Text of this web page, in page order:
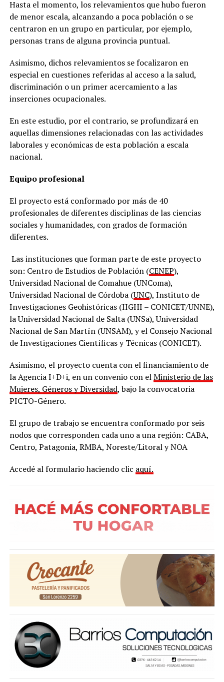
Hasta el momento, los relevamientos que hubo fueron
de menor escala, alcanzando a poca población o se
centraron en un grupo en particular, por ejemplo,
personas trans de alguna provincia puntual.
Asimismo, dichos relevamientos se focalizaron en
especial en cuestiones referidas al acceso a la salud,
discriminación o un primer acercamiento a las
inserciones ocupacionales.
En este estudio, por el contrario, se profundizará en
aquellas dimensiones relacionadas con las actividades
laborales y económicas de esta población a escala
nacional.
Equipo profesional
El proyecto está conformado por más de 40
profesionales de diferentes disciplinas de las ciencias
sociales y humanidades, con grados de formación
diferentes.
Las instituciones que forman parte de este proyecto
son: Centro de Estudios de Población (CENEP),
Universidad Nacional de Comahue (UNComa),
Universidad Nacional de Córdoba (UNC), Instituto de
Investigaciones Geohistóricas (IIGHI – CONICET/UNNE),
la Universidad Nacional de Salta (UNSa), Universidad
Nacional de San Martín (UNSAM), y el Consejo Nacional
de Investigaciones Científicas y Técnicas (CONICET).
Asimismo, el proyecto cuenta con el financiamiento de
la Agencia I+D+i, en un convenio con elMinisterio de las
Mujeres, Géneros y Diversidad, bajo la convocatoria
PICTO-Género.
El grupo de trabajo se encuentra conformado por seis
nodos que corresponden cada uno a una región: CABA,
Centro, Patagonia, RMBA, Noreste/Litoral y NOA
Accedé al formulario haciendo clic aquí.